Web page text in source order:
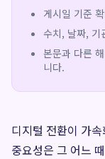
게시일 기준
수치, 날짜, 기
본문과 다른
니다.
디지털 전환이 가
중요성은 그 어느